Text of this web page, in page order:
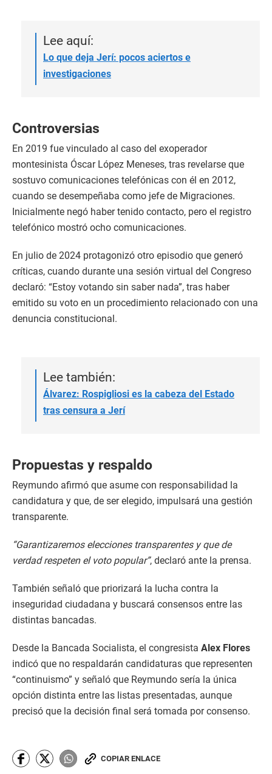
Lee aquí:
Lo que deja Jerí: pocos aciertos e
investigaciones
Controversias
En 2019 fue vinculado al caso del exoperador
montesinista Óscar López Meneses, tras revelarse que
sostuvo comunicaciones telefónicas con él en 2012,
cuando se desempeñaba como jefe de Migraciones.
Inicialmente negó haber tenido contacto, pero el registro
telefónico mostró ocho comunicaciones.
En julio de 2024 protagonizó otro episodio que generó
críticas, cuando durante una sesión virtual del Congreso
declaró: “Estoy votando sin saber nada”, tras haber
emitido su voto en un procedimiento relacionado con una
denuncia constitucional.
Lee también:
Álvarez: Rospigliosi es la cabeza del Estado
tras censura a Jerí
Propuestas y respaldo
Reymundo afirmó que asume con responsabilidad la
candidatura y que, de ser elegido, impulsará una gestión
transparente.
“Garantizaremos elecciones transparentes y que de
verdad respeten el voto popular”, declaró ante la prensa.
También señaló que priorizará la lucha contra la
inseguridad ciudadana y buscará consensos entre las
distintas bancadas.
Desde la Bancada Socialista, el congresista Alex Flores
indicó que no respaldarán candidaturas que representen
“continuismo” y señaló que Reymundo sería la única
opción distinta entre las listas presentadas, aunque
precisó que la decisión final será tomada por consenso.
COPIAR ENLACE